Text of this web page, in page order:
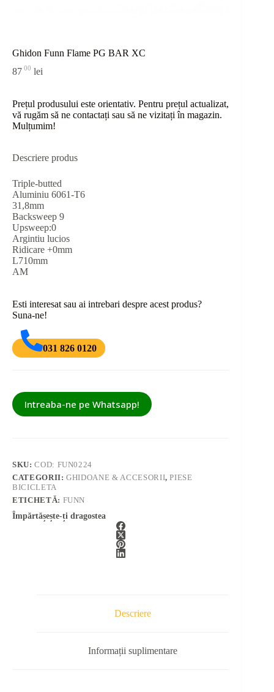
Ghidon Funn Flame PG BAR XC
87 00 lei
Prețul produsului este orientativ. Pentru prețul actualizat,
vă rugăm să ne contactați sau să ne vizitați în magazin.
Mulțumim!
Descriere produs
Triple-butted
Aluminiu 6061-T6
31,8mm
Backsweep 9
Upsweep:0
Argintiu lucios
Ridicare +0mm
L710mm
AM
Esti interesat sau ai intrebari despre acest produs?
Suna-ne!
031 826 0120
Intreaba-ne pe Whatsapp!
SKU:COD: FUN0224
CATEGORII:GHIDOANE & ACCESORII,PIESE
BICICLETA
ETICHETĂ: FUNN
Împărtășește-ți dragostea
Descriere
Informații suplimentare